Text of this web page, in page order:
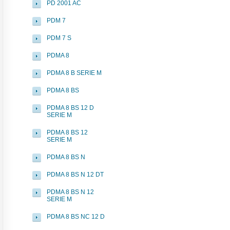
PD 2001 AC
PDM 7
PDM 7 S
PDMA 8
PDMA 8 B SERIE M
PDMA 8 BS
PDMA 8 BS 12 D
SERIE M
PDMA 8 BS 12
SERIE M
PDMA 8 BS N
PDMA 8 BS N 12 DT
PDMA 8 BS N 12
SERIE M
PDMA 8 BS NC 12 D